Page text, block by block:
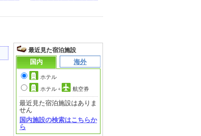
最近見た宿泊施設
国内
海外
ホテル
ホテル+ 航空券
最近見た宿泊施設はありま
せん
国内施設の検索はこちらか
ら